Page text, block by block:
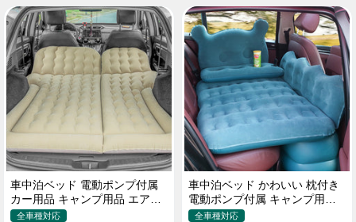
車中泊ベッド 電動ポンプ付属
カー用品 キャンプ用品 エアー
ベッド SUV車 普通車適用
全車種対応
車中泊ベッド かわいい 枕付き
電動ポンプ付属 キャンプ用品
全車種対応